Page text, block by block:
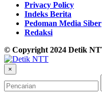
Privacy Policy
Indeks Berita
Pedoman Media Siber
Redaksi
© Copyright 2024 Detik
×